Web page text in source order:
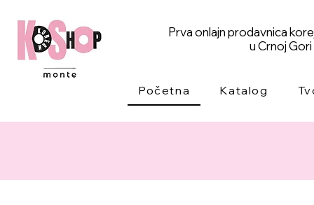
Prva onlajn prodavnica
u Crnoj Gori
Početna Katalog